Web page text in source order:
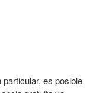
es posible